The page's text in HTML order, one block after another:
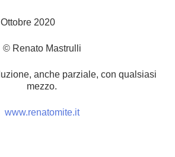
2020
© Renato Mastrulli
anche parziale, con qualsiasi
mezzo.
www.renatomite.it